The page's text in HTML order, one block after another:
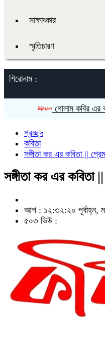
সাক্ষাৎকার
স্মৃতিচারণ
শিরোনাম :
গোলাম কবির এর কবিতা ||
প্রচ্ছদ
কবিতা
সঙ্গীতা কর এর কবিতা ||
সঙ্গীতা কর এর কবিতা ||
আপ : ১২:৩২:২০ পূর্বাহ্ন,
৫০৩ ভিউ :